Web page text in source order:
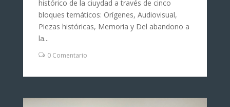
histórico de la ciuydad a través de cinco
bloques temáticos: Orígenes, Audiovisual,
Piezas históricas, Memoria y Del abandono a
la...
0 Comentario